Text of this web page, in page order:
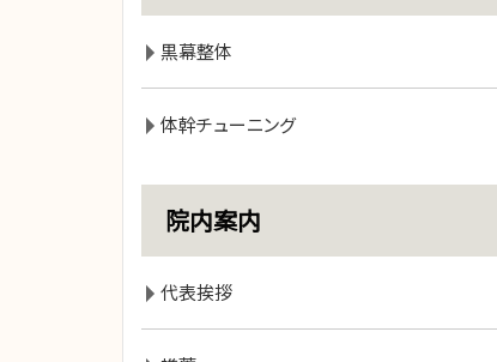
黒幕整体
体幹チューニング
院内案内
代表挨拶